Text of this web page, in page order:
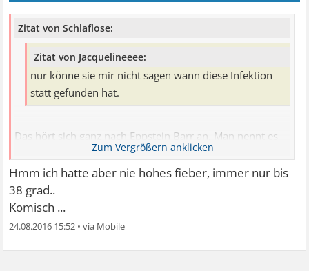
Zitat von Schlaflose:
Zitat von Jacquelineeee:
nur könne sie mir nicht sagen wann diese Infektion
statt gefunden hat.
Das hört sich ganz nach Eppstein Barr an. Man nennt es
auch Pfeiffersches Drüsenfieber.
Hmm ich hatte aber nie hohes fieber, immer nur bis
38 grad..
Komisch ...
24.08.2016 15:52 •